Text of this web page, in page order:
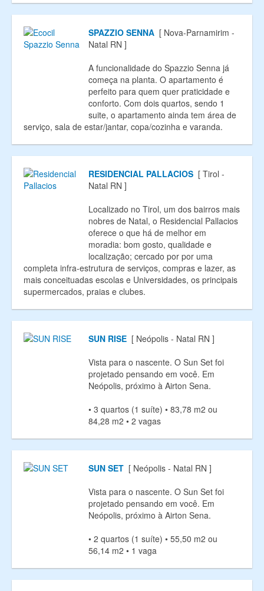
SPAZZIO SENNA [ Nova-Parnamirim -
Natal RN ]
A funcionalidade do Spazzio Senna já
começa na planta. O apartamento é
perfeito para quem quer praticidade e
conforto. Com dois quartos, sendo 1
suite, o apartamento ainda tem área de
serviço, sala de estar/jantar, copa/cozinha e varanda.
RESIDENCIAL PALLACIOS [ Tirol -
Natal RN ]
Localizado no Tirol, um dos bairros mais
nobres de Natal, o Residencial Pallacios
oferece o que há de melhor em
moradia: bom gosto, qualidade e
localização; cercado por por uma
completa infra-estrutura de serviços, compras e lazer, as
mais conceituadas escolas e Universidades, os principais
supermercados, praias e clubes.
SUN RISE [ Neópolis - Natal RN ]
Vista para o nascente. O Sun Set foi
projetado pensando em você. Em
Neópolis, próximo à Airton Sena.
• 3 quartos (1 suíte) • 83,78 m2 ou
84,28 m2 • 2 vagas
SUN SET [ Neópolis - Natal RN ]
Vista para o nascente. O Sun Set foi
projetado pensando em você. Em
Neópolis, próximo à Airton Sena.
• 2 quartos (1 suíte) • 55,50 m2 ou
56,14 m2 • 1 vaga